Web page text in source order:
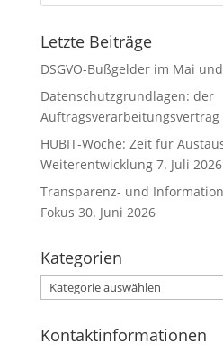
v
:
Letzte Beiträge
DSGVO-Bußgelder im Mai
Datenschutzgrundlagen: der
Auftragsverarbeitungsvertrag
HUBIT-Woche: Zeit für
Weiterentwicklung 7. Juli 2026
Transparenz- und
Fokus 30. Juni 2026
Kategorien
Kategorien
Kontaktinformationen